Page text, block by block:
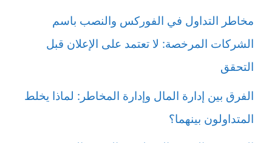
مخاطر التداول في الفوركس والنصب باسم
الشركات المرخصة: لا تعتمد على الإعلان قبل
التحقق
الفرق بين إدارة المال وإدارة المخاطر: لماذا يخلط
المتداولون بينهما؟